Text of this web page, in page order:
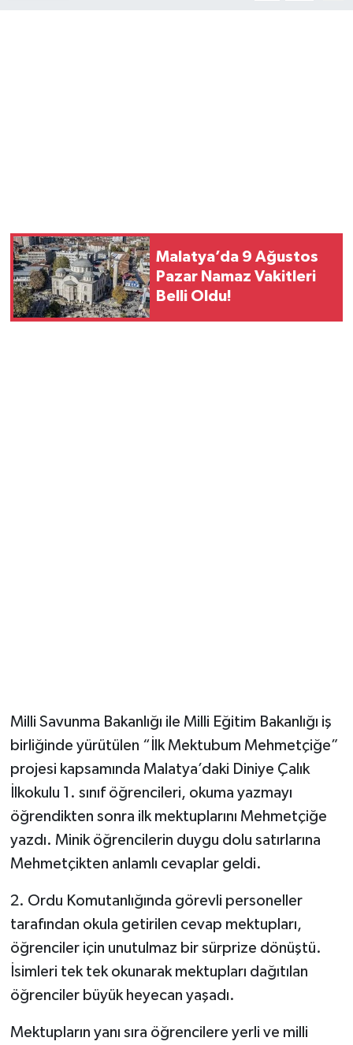
Malatya’da 9 Ağustos
Pazar Namaz Vakitleri
Belli Oldu!
Milli Savunma Bakanlığı ile Milli Eğitim Bakanlığı iş
birliğinde yürütülen “İlk Mektubum Mehmetçiğe”
projesi kapsamında Malatya’daki Diniye Çalık
İlkokulu 1. sınıf öğrencileri, okuma yazmayı
öğrendikten sonra ilk mektuplarını Mehmetçiğe
yazdı. Minik öğrencilerin duygu dolu satırlarına
Mehmetçikten anlamlı cevaplar geldi.
2. Ordu Komutanlığında görevli personeller
tarafından okula getirilen cevap mektupları,
öğrenciler için unutulmaz bir sürprize dönüştü.
İsimleri tek tek okunarak mektupları dağıtılan
öğrenciler büyük heyecan yaşadı.
Mektupların yanı sıra öğrencilere yerli ve milli